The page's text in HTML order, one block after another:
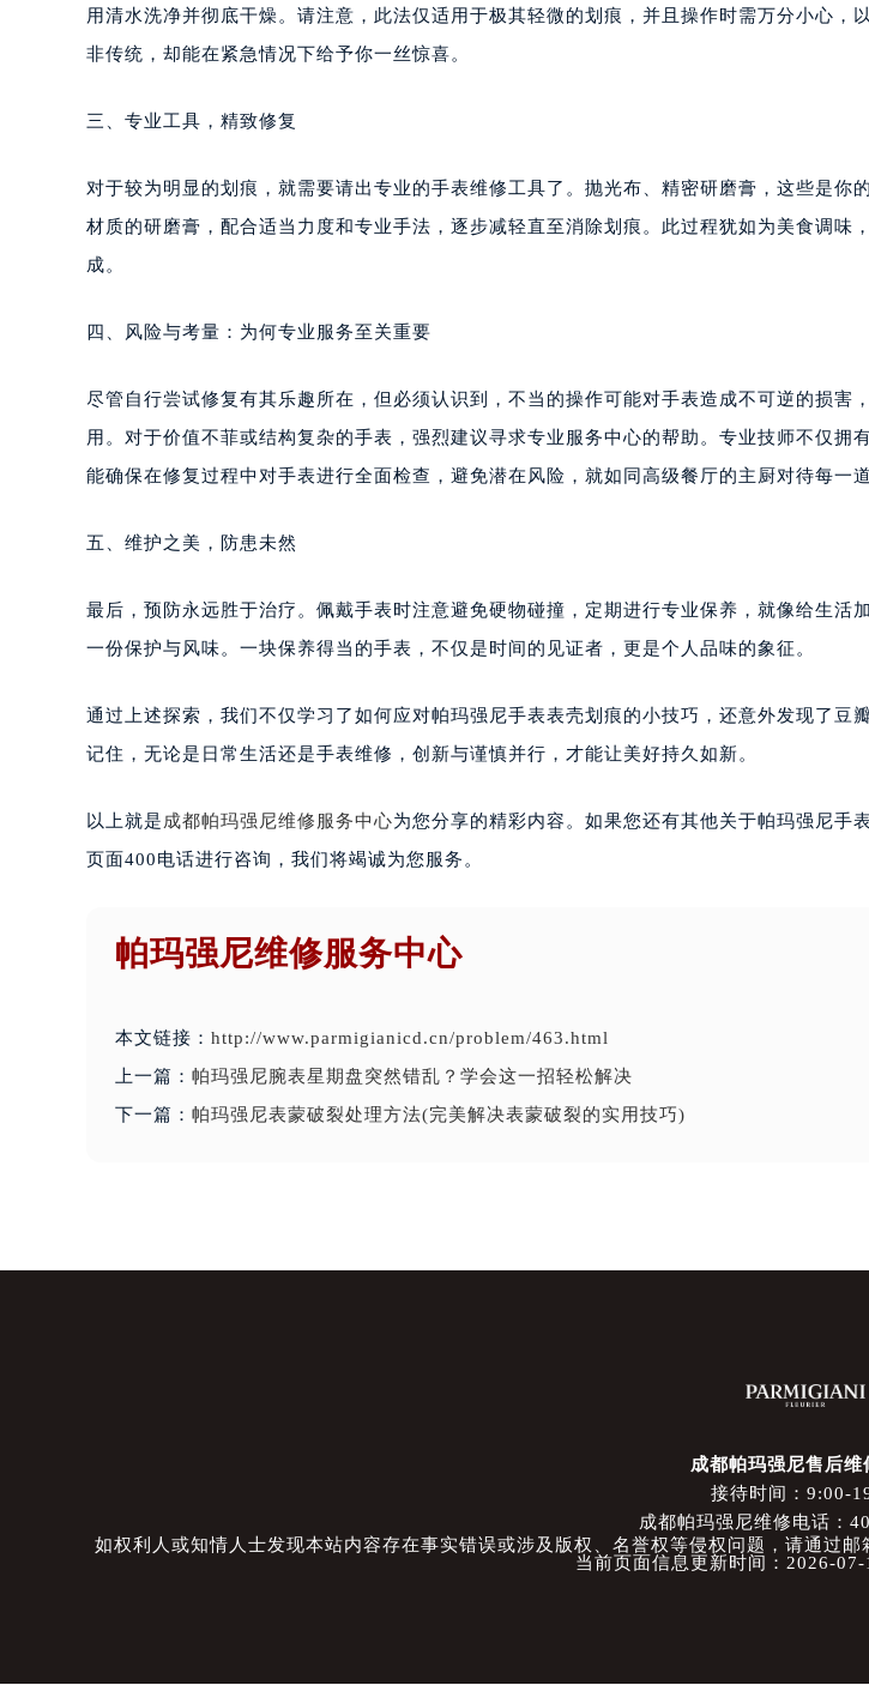
用清水洗净并彻底干燥。请注意，此法仅适用于极其轻微的划痕，并且操作时需万分小心，
非传统，却能在紧急情况下给予你一丝惊喜。
三、专业工具，精致修复
对于较为明显的划痕，就需要请出专业的手表维修工具了。抛光布、精密研磨膏，这些是你
材质的研磨膏，配合适当力度和专业手法，逐步减轻直至消除划痕。此过程犹如为美食调味
成。
四、风险与考量：为何专业服务至关重要
尽管自行尝试修复有其乐趣所在，但必须认识到，不当的操作可能对手表造成不可逆的损害
用。对于价值不菲或结构复杂的手表，强烈建议寻求专业服务中心的帮助。专业技师不仅拥
能确保在修复过程中对手表进行全面检查，避免潜在风险，就如同高级餐厅的主厨对待每一
五、维护之美，防患未然
最后，预防永远胜于治疗。佩戴手表时注意避免硬物碰撞，定期进行专业保养，就像给生活
一份保护与风味。一块保养得当的手表，不仅是时间的见证者，更是个人品味的象征。
通过上述探索，我们不仅学习了如何应对帕玛强尼手表表壳划痕的小技巧，还意外发现了豆
记住，无论是日常生活还是手表维修，创新与谨慎并行，才能让美好持久如新。
以上就是 成都帕玛强尼维修服务中心为您分享的精彩内容。如果您还有其他关于帕玛强尼手
页面400电话进行咨询，我们将竭诚为您服务。
帕玛强尼维修服务中心
本文链接： http://www.parmigianicd.cn/problem/463.html
上一篇： 帕玛强尼腕表星期盘突然错乱？学会这一招轻松解决
下一篇： 帕玛强尼表蒙破裂处理方法(完美解决表蒙破裂的实用技巧)
成都帕玛强尼售后维
接待时间：9:00-
成都帕玛强尼维修电话：
如权利人或知情人士发现本站内容存在事实错误或涉及版权、名誉权等侵权问题，请通过
当前页面信息更新时间：2026-